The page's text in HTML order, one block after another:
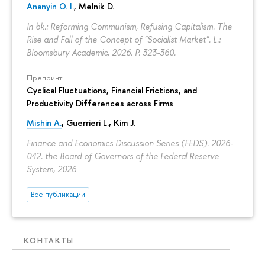
Ananyin O. I., Melnik D.
In bk.: Reforming Communism, Refusing Capitalism. The
Rise and Fall of the Concept of "Socialist Market". L.:
Bloomsbury Academic, 2026. P. 323-360.
Препринт
Cyclical Fluctuations, Financial Frictions, and
Productivity Differences across Firms
Mishin A., Guerrieri L., Kim J.
Finance and Economics Discussion Series (FEDS). 2026-
042. the Board of Governors of the Federal Reserve
System, 2026
Все публикации
КОНТАКТЫ